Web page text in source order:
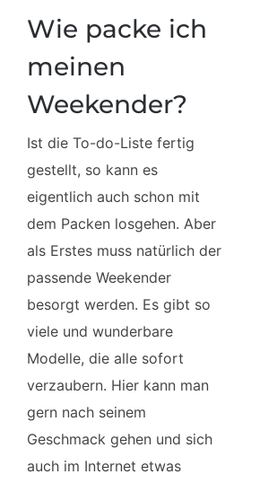
Wie packe ich
meinen
Weekender?
Ist die To-do-Liste fertig
gestellt, so kann es
eigentlich auch schon mit
dem Packen losgehen. Aber
als Erstes muss natürlich der
passende Weekender
besorgt werden. Es gibt so
viele und wunderbare
Modelle, die alle sofort
verzaubern. Hier kann man
gern nach seinem
Geschmack gehen und sich
auch im Internet etwas